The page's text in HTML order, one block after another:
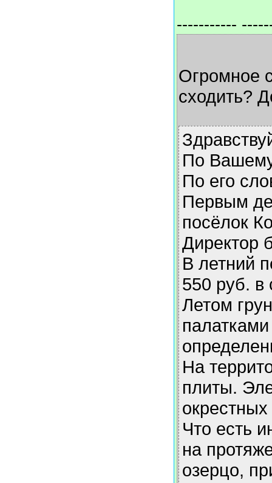
-----------
Огромное
сходить?
По
По его
Первым
посёлок
Директор
В летний
550 руб. в
Летом
На
плиты.
Что есть
на
озерцо,